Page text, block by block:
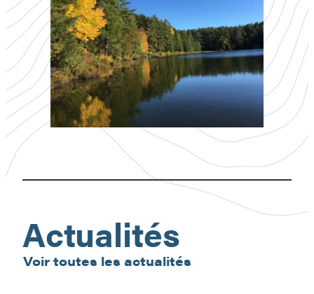
Actualités
Voir toutes les actualités